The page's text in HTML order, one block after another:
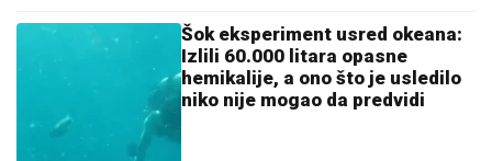
Šok eksperiment usred okeana:
Izlili 60.000 litara opasne
hemikalije, a ono što je usledilo
niko nije mogao da predvidi